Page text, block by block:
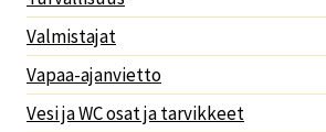
Valmistajat
Vapaa-ajanvietto
Vesi ja WC osat ja tarvikkeet